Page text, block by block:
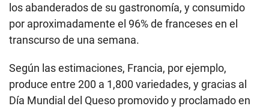
los abanderados de su gastronomía, y consumido
por aproximadamente el 96% de franceses en el
transcurso de una semana.
Según las estimaciones, Francia, por ejemplo,
produce entre 200 a 1,800 variedades, y gracias al
Día Mundial del Queso promovido y proclamado en